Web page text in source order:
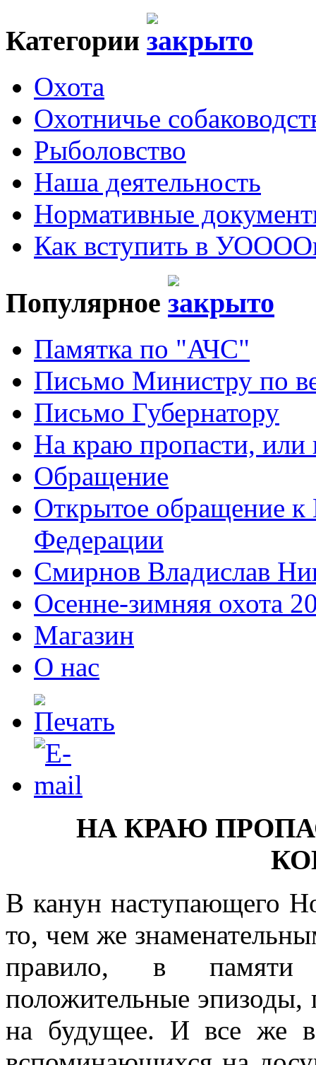
Категории
Охота
Охотничье
Рыболовство
Наша деятельность
Нормативные
Как вступить в
Популярное
Памятка по "АЧС"
Письмо Министру по
Письмо Губернатору
На краю пропасти, или
Обращение
Открытое обращение к
Федерации
Смирнов Владислав
Осенне-зимняя охота
Магазин
О нас
НА КРАЮ
В канун наступающего
то, чем же
правило, в памяти
положительные эпизоды,
на будущее. И все же